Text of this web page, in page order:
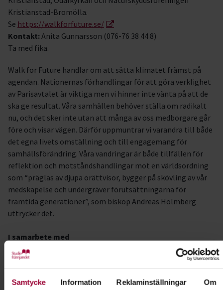
Samtycke Information Reklaminställningar Om
Kristianstad-Bromölla.
Se https://walkforfuture.se/
Kontakt: Anita Gunnarsson (076-76 38 44 8)
Ta med fika.
Walk for Future handlar om att sätta klimatet främst på
agendan. Nationernas förhandlingar för att göra verklighet
av Parisavtalet är viktiga men vi hinner inte vänta på att de
ska ge resultat. Våra samhällen behöver ställa om radikalt
nu, och det sker inte utan att många av oss medborgare går
före och visar vägen. Därför uppmuntrar vi varandra till både
det egna livets omställning och till engagemang för
samhällsförändring. Våra vandringar är både tillfällen för
reflektion och motståndshandlingar mot en världsordning
som “präglas av djupa orättvisor, bygger på skövling av vår
medskapelse och undergräver förutsättningarna för
framtida generationer”, som biskop Andreas Holmberg
uttrycker det.
I samarbete med
Naturskyddsföreningen Kristianstad Bromölla